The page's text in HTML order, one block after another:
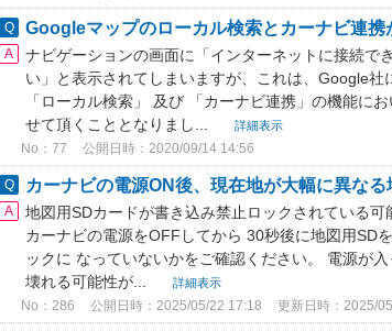
Googleマップのローカル検索とカーナビ連携
ナビゲーションの画面に「インターネットに接続で
い」と表示されてしまいますが、これは、Google
「ローカル検索」 及び 「カーナビ連携」の機能に
せて頂くこととなりまし...
詳細表示
No：77 公開日時：2020/09/14 14:56
カーナビの電源ON後、現在地が大幅に異な
地図用SDカードが書き込み禁止ロックされている
カーナビの電源をOFFしてから 30秒後に地図用SD
ックに なっていないかをご確認ください。 電源が
壊れる可能性が...
詳細表示
No：286 公開日時：2025/05/22 17:18 更新日時：2025/